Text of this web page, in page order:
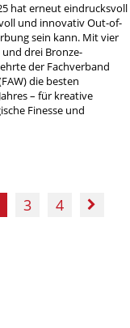
hat erneut eindrucksvoll
und innovativ Out-of-
sein kann. Mit vier
und drei Bronze-
der Fachverband
die besten
– für kreative
Finesse und
3 4